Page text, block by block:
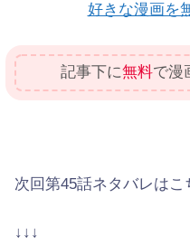
好きな漫画を
記事下に無料で漫
次回第45話ネタバレはこ
↓↓↓